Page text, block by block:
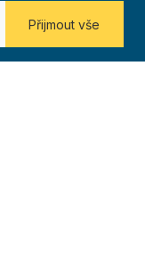
Přijmout vše